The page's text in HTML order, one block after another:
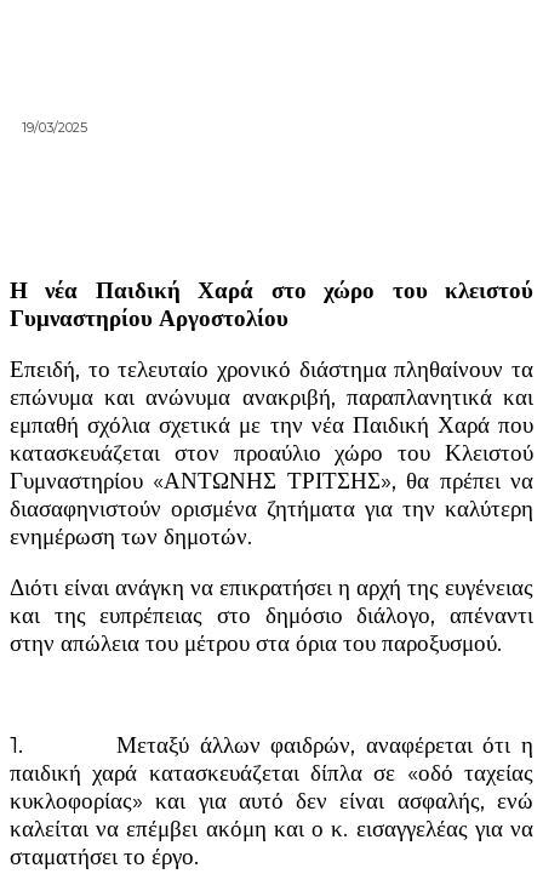
19/03/2025
Η νέα Παιδική Χαρά στο χώρο του κλειστού
Γυμναστηρίου Αργοστολίου
Επειδή, το τελευταίο χρονικό διάστημα πληθαίνουν τα
επώνυμα και ανώνυμα ανακριβή, παραπλανητικά και
εμπαθή σχόλια σχετικά με την νέα Παιδική Χαρά που
κατασκευάζεται στον προαύλιο χώρο του Κλειστού
Γυμναστηρίου «ΑΝΤΩΝΗΣ ΤΡΙΤΣΗΣ», θα πρέπει να
διασαφηνιστούν ορισμένα ζητήματα για την καλύτερη
ενημέρωση των δημοτών.
Διότι είναι ανάγκη να επικρατήσει η αρχή της ευγένειας
και της ευπρέπειας στο δημόσιο διάλογο, απέναντι
στην απώλεια του μέτρου στα όρια του παροξυσμού.
1. Μεταξύ άλλων φαιδρών, αναφέρεται ότι η
παιδική χαρά κατασκευάζεται δίπλα σε «οδό ταχείας
κυκλοφορίας» και για αυτό δεν είναι ασφαλής, ενώ
καλείται να επέμβει ακόμη και ο κ. εισαγγελέας για να
σταματήσει το έργο.